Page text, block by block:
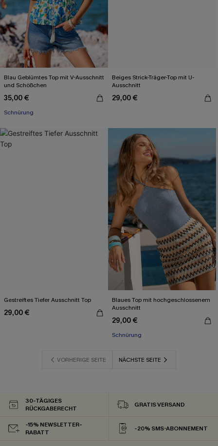
Blau Geblümtes Top mit V-Ausschnitt
und Schößchen
35,00 €
Schnürung
Beiges Strick-Träger-Top mit U-
Ausschnitt
29,00 €
Gestreiftes Tiefer Ausschnitt Top
29,00 €
Blaues Top mit hochgeschlossenem
Ausschnitt
29,00 €
Schnürung
VORHERIGE SEITE NÄCHSTE SEITE
30-TÄGIGES
RÜCKGABERECHT
GRATIS VERSAND
-15% NEWSLETTER-
RABATT
-20% SMS-ABONNEMENT